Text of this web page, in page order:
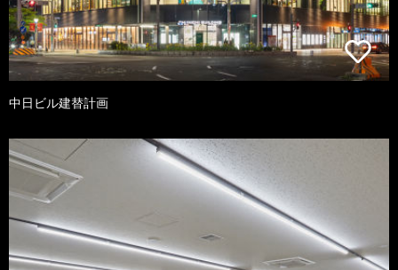
中日ビル建替計画